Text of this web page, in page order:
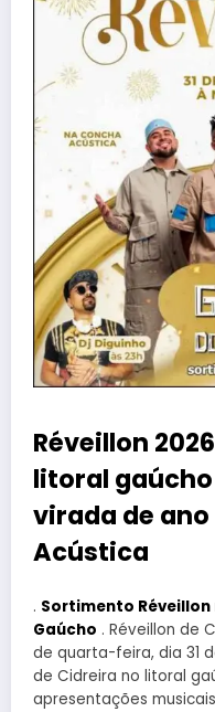
Réveillon
litoral
virada de
Acústica
. Sortimento Réveillon
Gaúcho . Réveillon de
de quarta-feira, dia 31
de Cidreira no litoral
apresentações